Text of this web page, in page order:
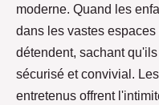
moderne. Quand les
dans les vastes
détendent, sachant
sécurisé et convivial.
entretenus offrent